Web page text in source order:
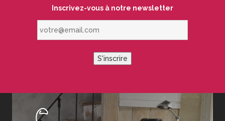
Inscrivez-vous à notre newsletter
S'inscrire